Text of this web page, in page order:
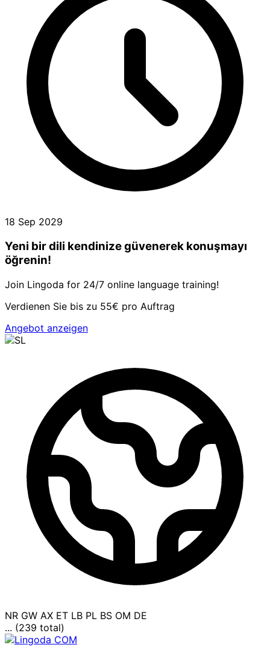
18 Sep 2029
Yeni bir dili kendinize güvenerek konuşmayı
öğrenin!
Join Lingoda for 24/7 online language training!
Verdienen Sie bis zu 55€ pro Auftrag
Angebot anzeigen
NR GW AX ET LB PL BS OM DE
... (239 total)